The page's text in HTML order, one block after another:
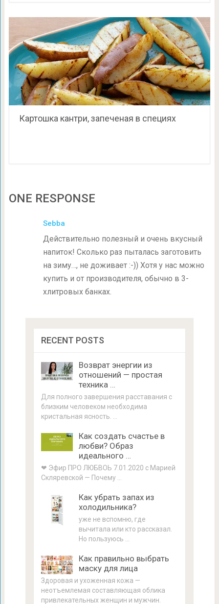
Картошка кантри, запеченая в специях
ONE RESPONSE
Sebba
Действительно полезный и очень вкусный
напиток! Сколько раз пыталась заготовить
на зиму…, не доживает :-)) Хотя у нас можно
купить и от производителя, обычно в 3-
хлитровых банках.
RECENT POSTS
Возврат энергии из
отношений — простая
техника …
Для полного завершения расставания с
близким человеком необходима
кристальная ясность. …
Как создать счастье в
любви? Образ
идеального …
❤ Эфир ПРО ЛЮБВОЬ 7.01.2020 с Марией
Скляревской — Почему …
Как убрать запах из
холодильника?
уже не вспомню, где
вычитала или кто рассказал.
Но пользуюсь …
Как правильно выбрать
маску для лица
Здоровая и ухоженная кожа —
неотъемлемая составляющая облика
привлекательных женщин и мужчин.